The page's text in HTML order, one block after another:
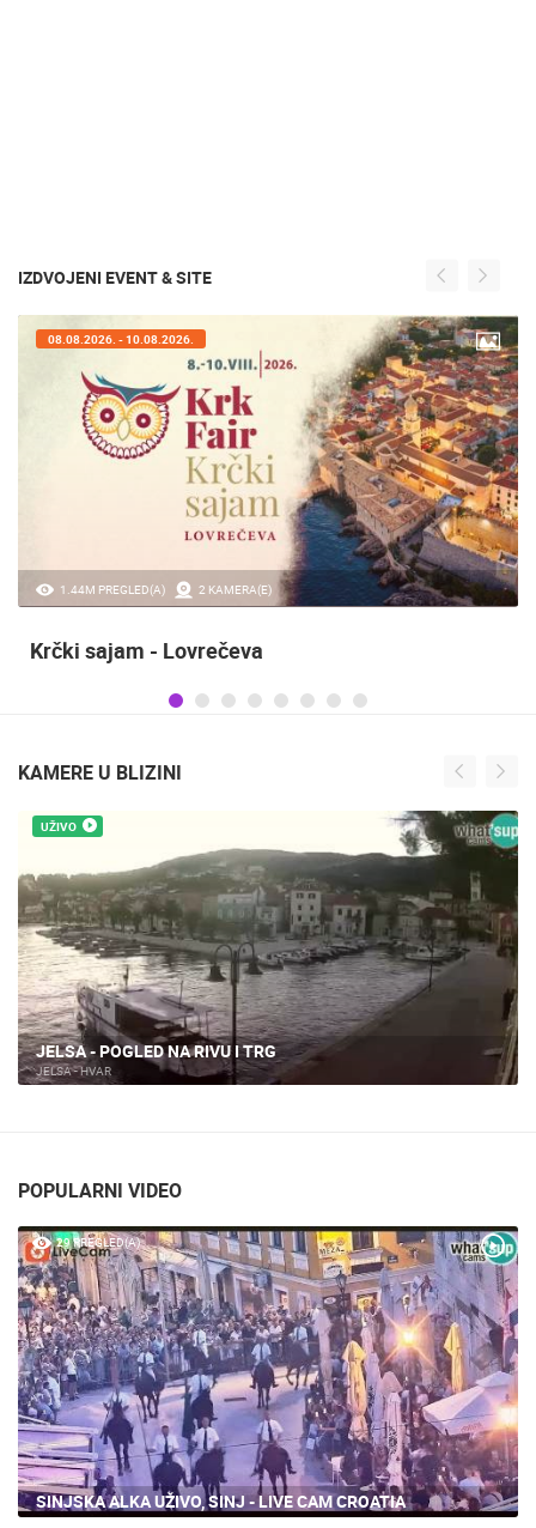
IZDVOJENI EVENT & SITE
1.44M PREGLED(A) 2 KAMERA(E)
08.08.2026. - 10.08.2026.
Krčki sajam - Lovrečeva
KAMERE U BLIZINI
UŽIVO
JELSA - POGLED NA RIVU I TRG
JELSA - HVAR
POPULARNI VIDEO
29 PREGLED(A)
SINJSKA ALKA UŽIVO, SINJ - LIVE CAM CROATIA